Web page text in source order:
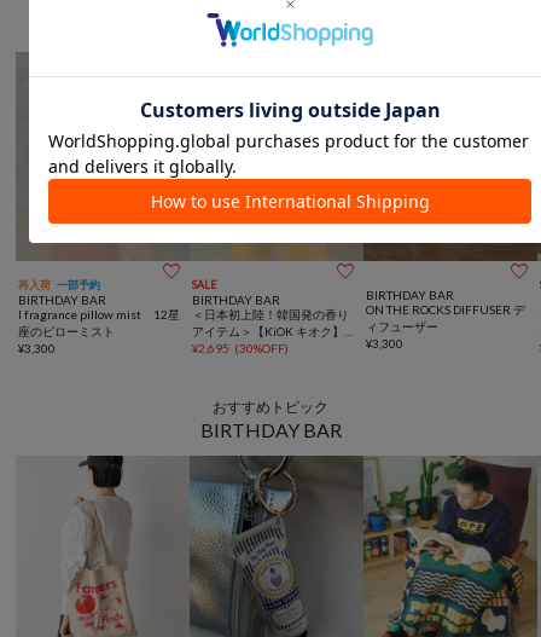
香りで癒しの空間を
再入荷 一部予約 
BIRTHDAY BAR
I fragrance pillow mist 12星
座のピローミスト
¥3,300
SALE 
BIRTHDAY BAR
＜日本初上陸！韓国発の香り
アイテム＞【KiOK キオク】G
ypsy Collection House Perfu
¥2,695 (30%OFF)

BIRTHDAY BAR
ON THE ROCKS DIFFUSER デ
ィフューザー
¥3,300
おすすめトピック
BIRTHDAY BAR